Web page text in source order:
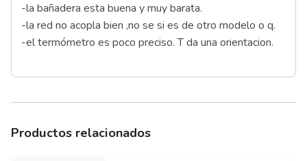
-la bañadera esta buena y muy barata.
-la red no acopla bien ,no se si es de otro modelo o q.
-el termómetro es poco preciso. T da una orientacion.
Productos relacionados